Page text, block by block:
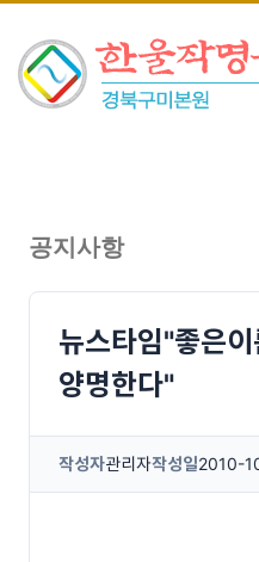
공지사항
뉴스타임"좋은
양명한다"
작성자관리자작성일2010-